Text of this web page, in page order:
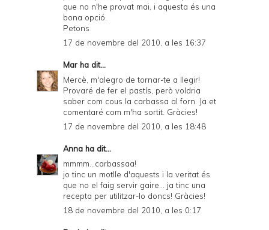
que no n'he provat mai, i aquesta és una
bona opció.
Petons
17 de novembre del 2010, a les 16:37
Mar ha dit...
Mercè, m'alegro de tornar-te a llegir!
Provaré de fer el pastís, però voldria
saber com cous la carbassa al forn. Ja et
comentaré com m'ha sortit. Gràcies!
17 de novembre del 2010, a les 18:48
Anna ha dit...
mmmm...carbassaa!
jo tinc un motlle d'aquests i la veritat és
que no el faig servir gaire... ja tinc una
recepta per utilitzar-lo doncs! Gràcies!
18 de novembre del 2010, a les 0:17